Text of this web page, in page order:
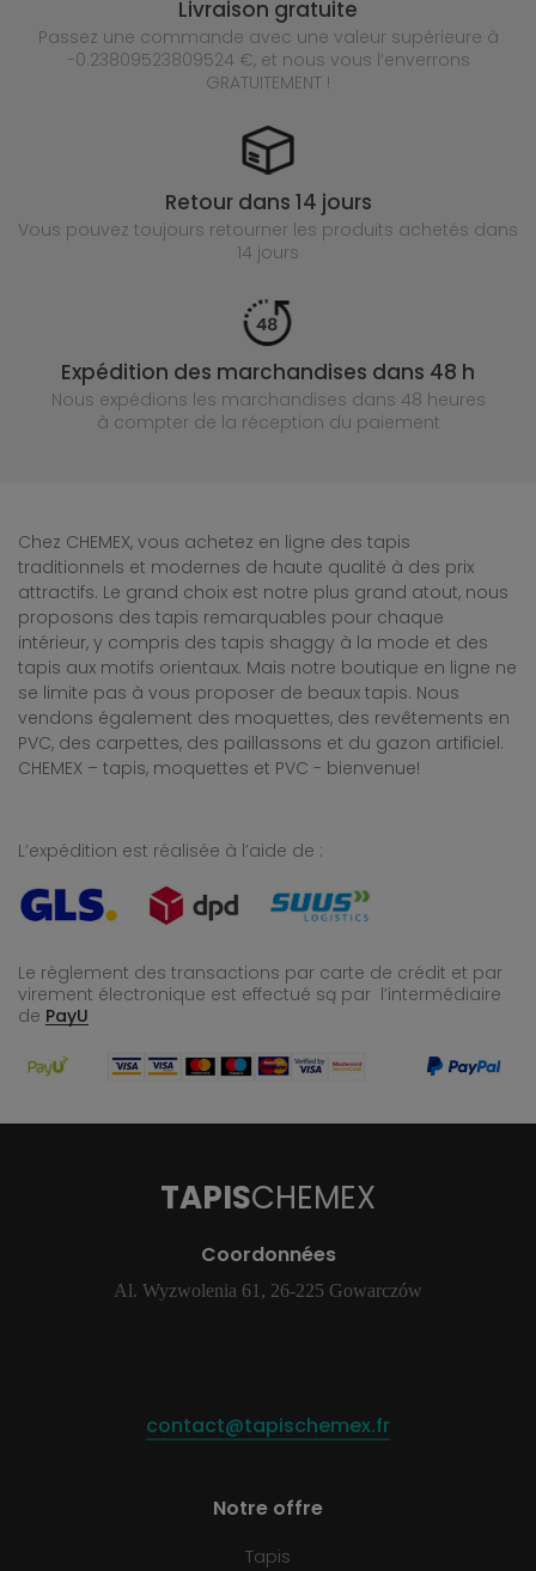
Livraison gratuite
Passez une commande avec une valeur supérieure à
-0.23809523809524 €, et nous vous l’enverrons
GRATUITEMENT !
Retour dans 14 jours
Vous pouvez toujours retourner les produits achetés dans
14 jours
Expédition des marchandises dans 48 h
Nous expédions les marchandises dans 48 heures
à compter de la réception du paiement
Chez CHEMEX, vous achetez en ligne des tapis
traditionnels et modernes de haute qualité à des prix
attractifs. Le grand choix est notre plus grand atout, nous
proposons des tapis remarquables pour chaque
intérieur, y compris des tapis shaggy à la mode et des
tapis aux motifs orientaux. Mais notre boutique en ligne ne
se limite pas à vous proposer de beaux tapis. Nous
vendons également des moquettes, des revêtements en
PVC, des carpettes, des paillassons et du gazon artificiel.
CHEMEX – tapis, moquettes et PVC - bienvenue!
L’expédition est réalisée à l’aide de :
Le règlement des transactions par carte de crédit et par
virement électronique est effectué są par l’intermédiaire
de PayU
TAPISCHEMEX
Coordonnées
Al. Wyzwolenia 61, 26-225 Gowarczów
contact@tapischemex.fr
Notre offre
Tapis